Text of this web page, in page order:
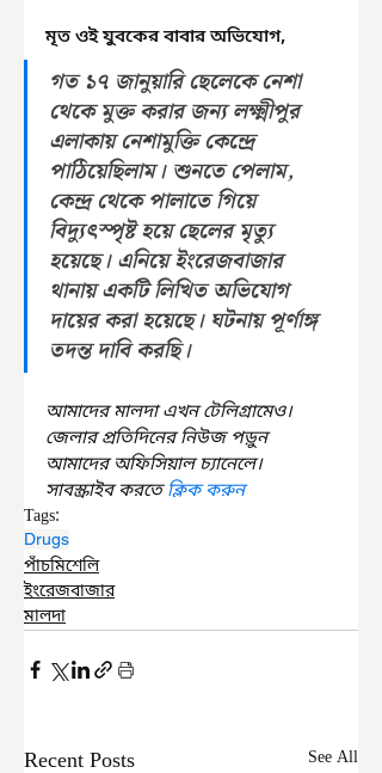
মৃত ওই যুবকের বাবার অভিযোগ,
গত ১৭ জানুয়ারি ছেলেকে নেশা
থেকে মুক্ত করার জন্য লক্ষ্মীপুর
এলাকায় নেশামুক্তি কেন্দ্রে
পাঠিয়েছিলাম। শুনতে পেলাম,
কেন্দ্র থেকে পালাতে গিয়ে
বিদ্যুৎস্পৃষ্ট হয়ে ছেলের মৃত্যু
হয়েছে। এনিয়ে ইংরেজবাজার
থানায় একটি লিখিত অভিযোগ
দায়ের করা হয়েছে। ঘটনায় পূর্ণাঙ্গ
তদন্ত দাবি করছি।
আমাদের মালদা এখন টেলিগ্রামেও।
জেলার প্রতিদিনের নিউজ পড়ুন
আমাদের অফিসিয়াল চ্যানেলে।
সাবস্ক্রাইব করতে ক্লিক করুন
Tags:
Drugs
পাঁচমিশেলি
ইংরেজবাজার
মালদা
Recent Posts See All